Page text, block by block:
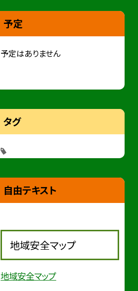
予定
予定はありません
タグ
自由テキスト
地域安全マップ
地域安全マップ